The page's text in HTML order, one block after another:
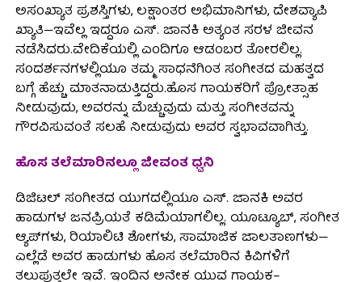
ಅಸಂಖ್ಯಾತ ಪ್ರಶಸ್ತಿಗಳು, ಲಕ್ಷಾಂತರ ಅಭಿಮಾನಿಗಳು, ದೇಶವ್ಯಾಪಿ
ಖ್ಯಾತಿ—ಇವೆಲ್ಲ ಇದ್ದರೂ ಎಸ್. ಜಾನಕಿ ಅತ್ಯಂತ ಸರಳ ಜೀವನ
ನಡೆಸಿದರು.ವೇದಿಕೆಯಲ್ಲಿ ಎಂದಿಗೂ ಆಡಂಬರ ತೋರಲಿಲ್ಲ.
ಸಂದರ್ಶನಗಳಲ್ಲಿಯೂ ತಮ್ಮ ಸಾಧನೆಗಿಂತ ಸಂಗೀತದ ಮಹತ್ವದ
ಬಗ್ಗೆ ಹೆಚ್ಚು ಮಾತನಾಡುತ್ತಿದ್ದರು.ಹೊಸ ಗಾಯಕರಿಗೆ ಪ್ರೋತ್ಸಾಹ
ನೀಡುವುದು, ಅವರನ್ನು ಮೆಚ್ಚುವುದು ಮತ್ತು ಸಂಗೀತವನ್ನು
ಗೌರವಿಸುವಂತೆ ಸಲಹೆ ನೀಡುವುದು ಅವರ ಸ್ವಭಾವವಾಗಿತ್ತು.
ಹೊಸ ತಲೆಮಾರಿನಲ್ಲೂ ಜೀವಂತ ಧ್ವನಿ
ಡಿಜಿಟಲ್ ಸಂಗೀತದ ಯುಗದಲ್ಲಿಯೂ ಎಸ್. ಜಾನಕಿ ಅವರ
ಹಾಡುಗಳ ಜನಪ್ರಿಯತೆ ಕಡಿಮೆಯಾಗಲಿಲ್ಲ. ಯೂಟ್ಯೂಬ್, ಸಂಗೀತ
ಆ್ಯಪ್‌ಗಳು, ರಿಯಾಲಿಟಿ ಶೋಗಳು, ಸಾಮಾಜಿಕ ಜಾಲತಾಣಗಳು—
ಎಲ್ಲೆಡೆ ಅವರ ಹಾಡುಗಳು ಹೊಸ ತಲೆಮಾರಿನ ಕಿವಿಗಳಿಗೆ
ತಲುಪುತ್ತಲೇ ಇವೆ. ಇಂದಿನ ಅನೇಕ ಯುವ ಗಾಯಕ–